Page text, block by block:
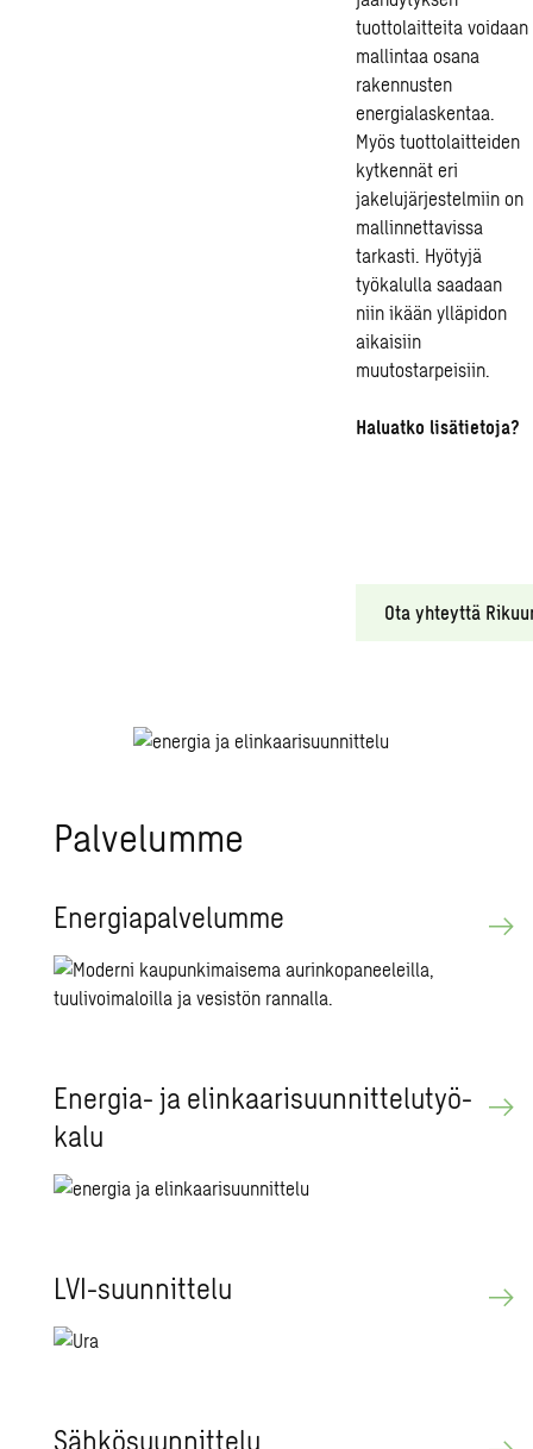
tuottolaitteita voidaan
mallintaa osana
rakennusten
energialaskentaa.
Myös tuottolaitteiden
kytkennät eri
jakelujärjestelmiin on
mallinnettavissa
tarkasti. Hyötyjä
työkalulla saadaan
niin ikään ylläpidon
aikaisiin
muutostarpeisiin.
Haluatko lisätietoja?
Ota yhteyttä
Pal­ve­lum­me
Ener­gia­pal­ve­lum­me
Ener­gia- ja elin­kaa­ri­suun­nit­te­lu­työ­
ka­lu
LVI-suun­nit­te­lu
Säh­kö­suun­nit­te­lu